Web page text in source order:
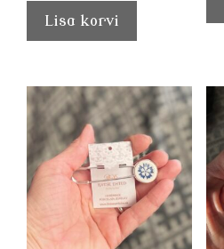
Lisa korvi